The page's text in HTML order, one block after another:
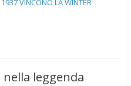
1937 VINCONO LA WINTER
leggenda